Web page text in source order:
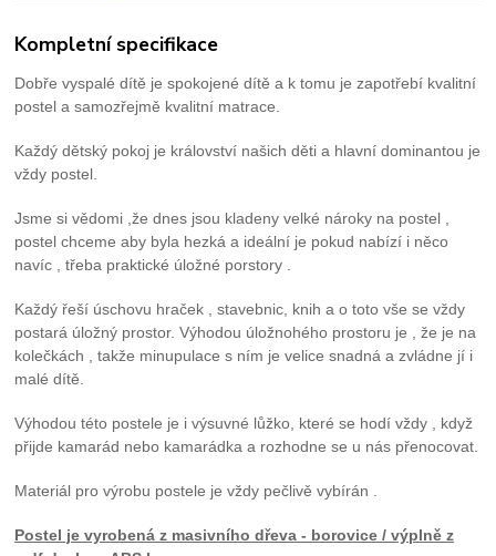
Kompletní specifikace
Dobře vyspalé dítě je spokojené dítě a k tomu je zapotřebí kvalitní
postel a samozřejmě kvalitní matrace.
Každý dětský pokoj je království našich děti a hlavní dominantou je
vždy postel.
Jsme si vědomi ,že dnes jsou kladeny velké nároky na postel ,
postel chceme aby byla hezká a ideální je pokud nabízí i něco
navíc , třeba praktické úložné porstory .
Každý řeší úschovu hraček , stavebnic, knih a o toto vše se vždy
postará úložný prostor. Výhodou úložnohého prostoru je , že je na
kolečkách , takže minupulace s ním je velice snadná a zvládne jí i
malé dítě.
Výhodou této postele je i výsuvné lůžko, které se hodí vždy , když
přijde kamarád nebo kamarádka a rozhodne se u nás přenocovat.
Materiál pro výrobu postele je vždy pečlivě vybírán .
Postel je vyrobená z masivního dřeva - borovice / výplně z